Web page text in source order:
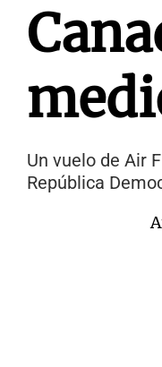
Un vuelo de Air
República